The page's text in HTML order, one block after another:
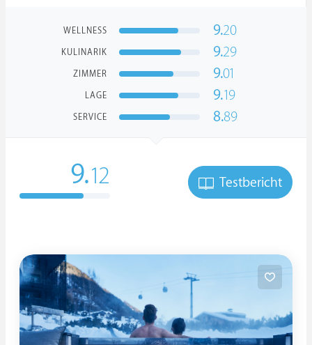
WELLNESS 9.20
KULINARIK 9.29
ZIMMER 9.01
LAGE 9.19
SERVICE 8.89
9.12 Testbericht